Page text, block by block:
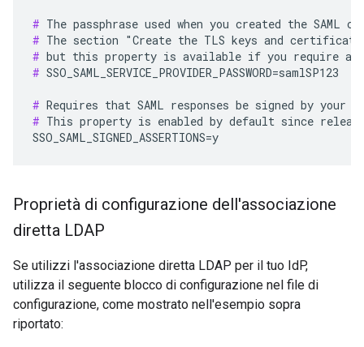
#
#
#
# SSO_SAML_SERVICE_PROVIDER_PASSWORD=samlSP123
#
# This property is enabled by default since
SSO_SAML_SIGNED_ASSERTIONS=y
Proprietà di configurazione dell'associazione
diretta LDAP
Se utilizzi l'associazione diretta LDAP per il tuo IdP,
utilizza il seguente blocco di configurazione nel file di
configurazione, come mostrato nell'esempio sopra
riportato: